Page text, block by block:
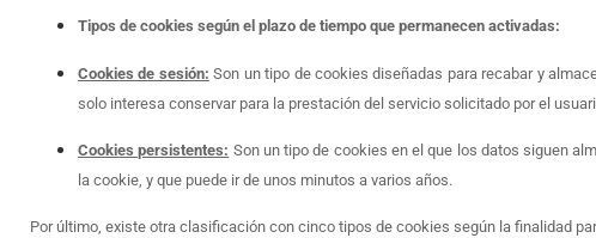
Tipos de cookies según el plazo de tiempo que permanecen activadas:
Cookies de sesión: Son un tipo de cookies diseñadas para recabar y
solo interesa conservar para la prestación del servicio solicitado por el
Cookies persistentes: Son un tipo de cookies en el que los datos siguen
la cookie, y que puede ir de unos minutos a varios años.
Por último, existe otra clasificación con cinco tipos de cookies según la finalidad